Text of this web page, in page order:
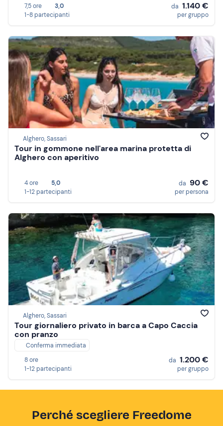
7,5 ore
3,0
1-8 partecipanti
da 1.140 €
per gruppo
Alghero, Sassari
Tour in gommone nell'area marina protetta di
Alghero con aperitivo
4 ore
5,0
1-12 partecipanti
da 90 €
per persona
Alghero, Sassari
Tour giornaliero privato in barca a Capo Caccia
con pranzo
Conferma immediata
8 ore
1-12 partecipanti
da 1.200 €
per gruppo
Perché scegliere Freedome